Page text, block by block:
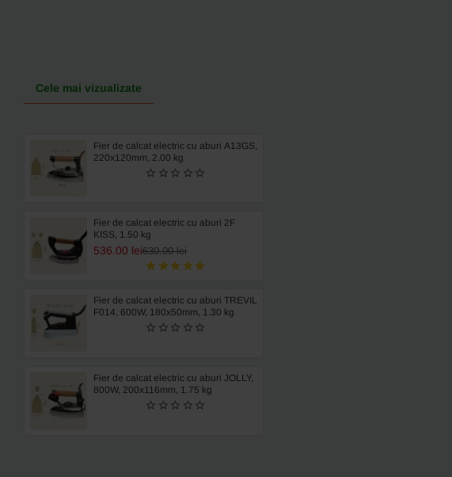
Cele mai vizualizate
Fier de calcat electric cu aburi A13GS,
220x120mm, 2.00 kg
Fier de calcat electric cu aburi 2F
KISS, 1.50 kg
536.00 lei630.00 lei
Fier de calcat electric cu aburi TREVIL
F014, 600W, 180x50mm, 1.30 kg
Fier de calcat electric cu aburi JOLLY,
800W, 200x116mm, 1.75 kg